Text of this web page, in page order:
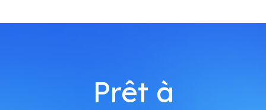
Prêt à